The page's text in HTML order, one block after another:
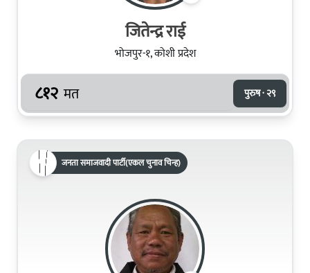
जितेन्द्र राई
भोजपुर-१, कोशी प्रदेश
८१२ मत पुरुष · २९
जनता समाजवादी पार्टी(एकल चुनाव चिन्ह)